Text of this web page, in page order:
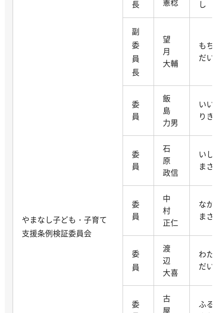
やまなし子ども・子育て
支援条例検証委員会
長
し
副
委
員
長
望
月
大輔
も
だい
委
員
飯
島
力男
い
りき
委
員
石
原
政信
い
ま
委
員
中
村
正仁
な
ま
委
員
渡
辺
大喜
わ
だい
委
古
屋
ふ